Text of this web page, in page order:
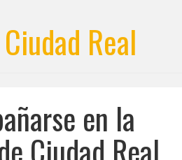
Real
en la
Ciudad Real